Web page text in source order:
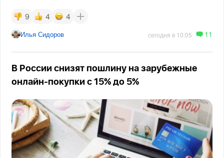
9 4 4
Илья Сидоров сегодня в 10:05 11
В России снизят пошлину на зарубежные
онлайн-покупки с 15% до 5%